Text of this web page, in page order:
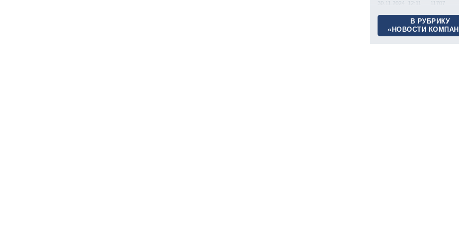
30.11.2024 12:11 11707
В РУБРИКУ
«НОВОСТИ